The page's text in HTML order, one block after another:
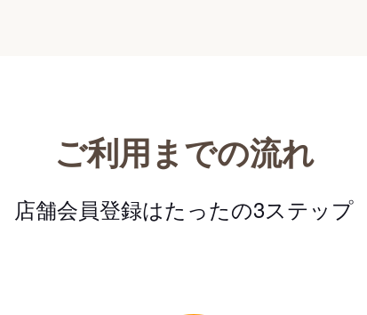
ご利用までの流れ
店舗会員登録はたったの3ステップ